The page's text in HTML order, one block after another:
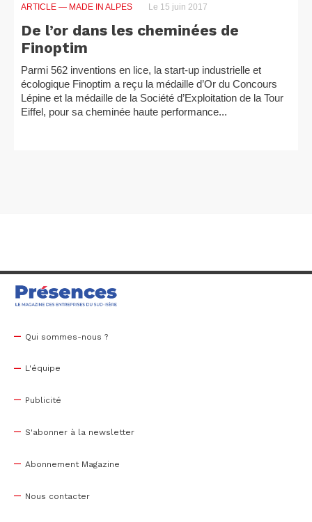
ARTICLE — MADE IN ALPES Le 15 juin 2017
De l’or dans les cheminées de
Finoptim
Parmi 562 inventions en lice, la start-up industrielle et
écologique Finoptim a reçu la médaille d’Or du Concours
Lépine et la médaille de la Société d’Exploitation de la Tour
Eiffel, pour sa cheminée haute performance...
Qui sommes-nous ?
L'équipe
Publicité
S'abonner à la newsletter
Abonnement Magazine
Nous contacter